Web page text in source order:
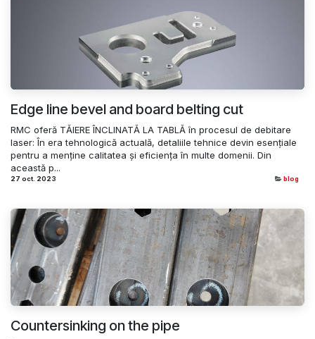
Edge line bevel and board belting cut
RMC oferă TĂIERE ÎNCLINATĂ LA TABLĂ în procesul de debitare
laser: În era tehnologică actuală, detaliile tehnice devin esențiale
pentru a menține calitatea și eficiența în multe domenii. Din
această p...
27 oct. 2023 blog
Countersinking on the pipe